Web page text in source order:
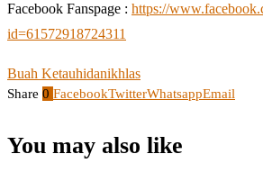
Facebook Fanspage : https://
id=61572918724311
Buah Ketauhidanikhlas
Share 0 FacebookTwitterWhatsappEmail
You may also like